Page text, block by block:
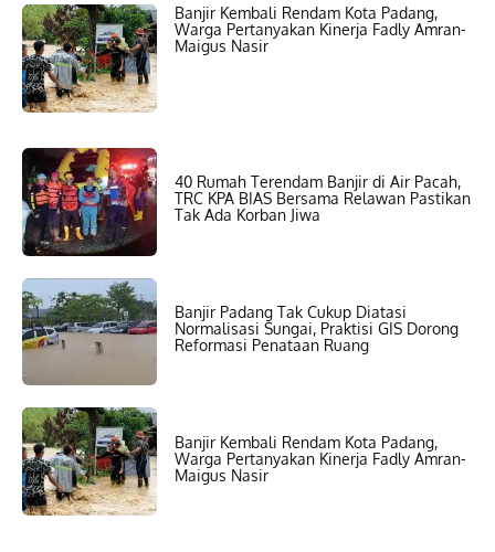
Banjir Kembali Rendam Kota Padang,
Warga Pertanyakan Kinerja Fadly Amran-
Maigus Nasir
40 Rumah Terendam Banjir di Air Pacah,
TRC KPA BIAS Bersama Relawan Pastikan
Tak Ada Korban Jiwa
Banjir Padang Tak Cukup Diatasi
Normalisasi Sungai, Praktisi GIS Dorong
Reformasi Penataan Ruang
Banjir Kembali Rendam Kota Padang,
Warga Pertanyakan Kinerja Fadly Amran-
Maigus Nasir